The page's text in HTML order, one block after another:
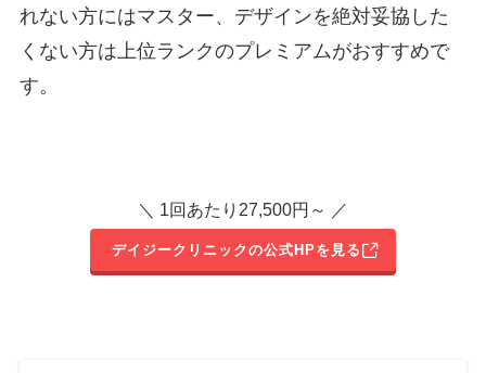
れない方にはマスター、デザインを絶対妥協した
くない方は上位ランクのプレミアムがおすすめで
す。
＼ 1回あたり27,500円～ ／
デイジークリニックの公式HPを見る